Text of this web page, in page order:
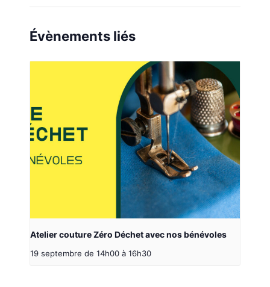
Évènements liés
Atelier couture Zéro Déchet avec nos bénévoles
19 septembre de 14h00 à 16h30